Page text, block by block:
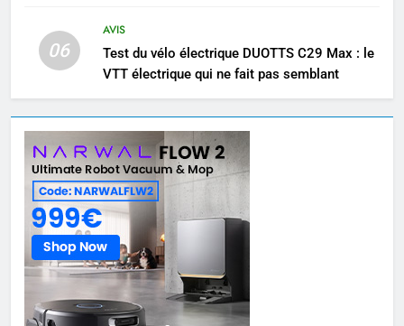
06
AVIS
Test du vélo électrique DUOTTS C29 Max : le
VTT électrique qui ne fait pas semblant